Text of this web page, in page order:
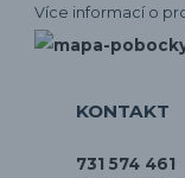
Více informací o
KONTAKT
731 574 461